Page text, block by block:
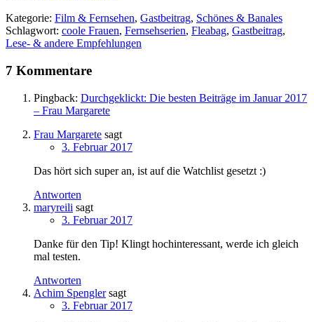
Kategorie: Film & Fernsehen, Gastbeitrag, Schönes & Banales
Schlagwort: coole Frauen, Fernsehserien, Fleabag, Gastbeitrag,
Lese- & andere Empfehlungen
7 Kommentare
Pingback: Durchgeklickt: Die besten Beiträge im Januar 2017
– Frau Margarete
Frau Margarete sagt
3. Februar 2017
Das hört sich super an, ist auf die Watchlist gesetzt :)
Antworten
maryreili sagt
3. Februar 2017
Danke für den Tip! Klingt hochinteressant, werde ich gleich
mal testen.
Antworten
Achim Spengler sagt
3. Februar 2017